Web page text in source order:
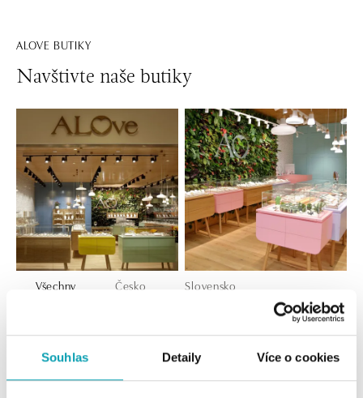
Souhlas Detaily Více o cookies
ALOVE BUTIKY
Navštivte naše butiky
Všechny Česko Slovensko
tel.: +420736509250
dnes otevřeno od 09:00